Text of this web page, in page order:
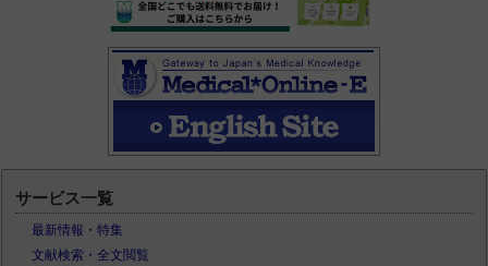
サービス一覧
最新情報・特集
文献検索・全文閲覧